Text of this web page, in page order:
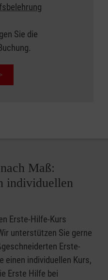
Sie die
Maß:
individuellen
Erste-Hilfe-Kurs
unterstützen Sie gerne
Erste-
einen individuellen Kurs,
Erste Hilfe bei